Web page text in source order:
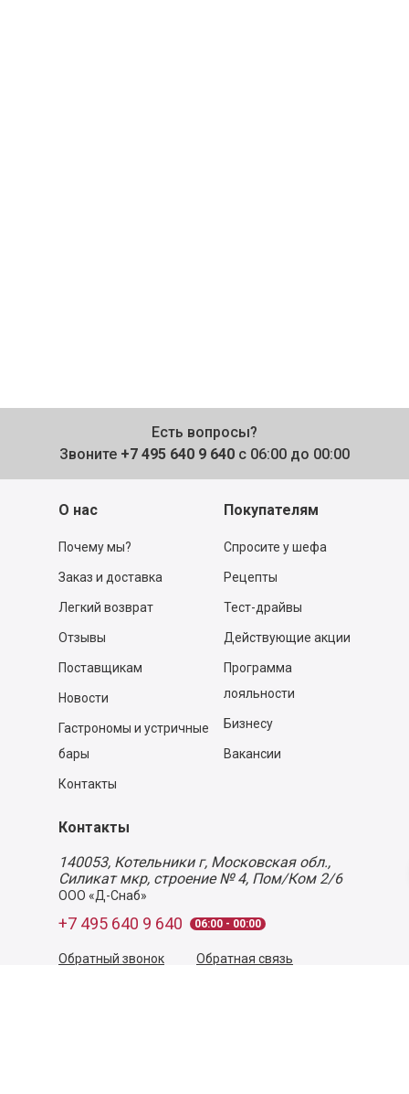
Есть вопросы?
Звоните +7 495 640 9 640 с 06:00 до 00:00
О нас
Почему мы?
Заказ и доставка
Легкий возврат
Отзывы
Поставщикам
Новости
Гастрономы и устричные
бары
Контакты
Покупателям
Спросите у шефа
Рецепты
Тест-драйвы
Действующие акции
Программа
лояльности
Бизнесу
Вакансии
Контакты
140053, Котельники г, Московская обл.,
Силикат мкр, строение № 4, Пом/Ком 2/6
ООО «Д-Снаб»
+7 495 640 9 640 06:00 - 00:00
Обратный звонок Обратная связь